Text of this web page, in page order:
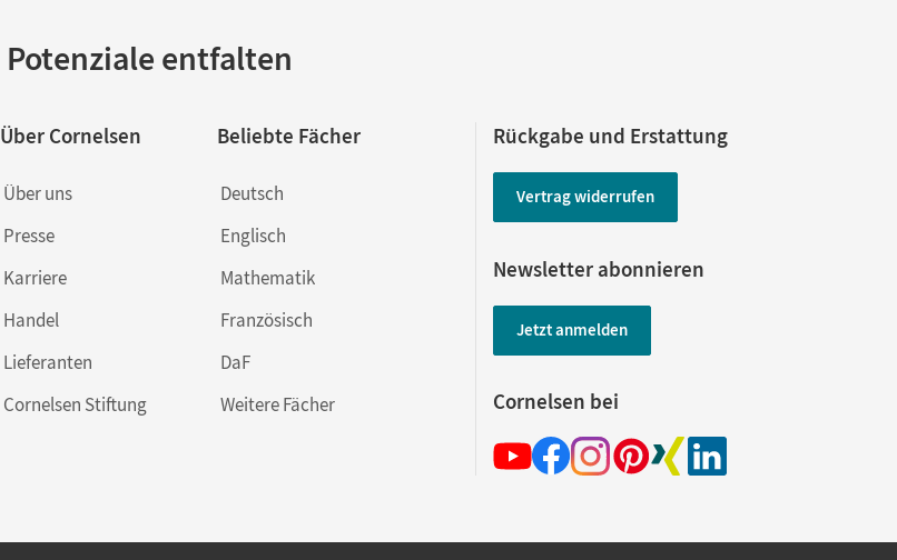
Potenziale entfalten
Über Cornelsen
Über uns
Presse
Karriere
Handel
Lieferanten
Cornelsen Stiftung
Beliebte Fächer
Deutsch
Englisch
Mathematik
Französisch
DaF
Weitere Fächer
Rückgabe und Erstattung
Vertrag widerrufen
Newsletter abonnieren
Jetzt anmelden
Cornelsen bei